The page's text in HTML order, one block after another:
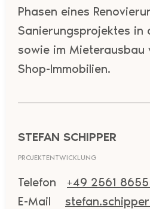
Phasen eines
Sanierungsprojektes in
sowie im Mieterausbau
Shop-Immobilien.
STEFAN SCHIPPER
PROJEKTENTWICKLUNG
Telefon +49 2561
E-Mail